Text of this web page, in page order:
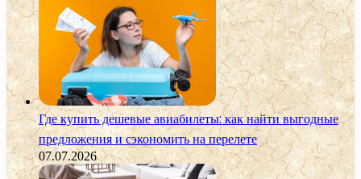
Где купить дешевые авиабилеты: как найти выгодные
предложения и сэкономить на перелете
07.07.2026